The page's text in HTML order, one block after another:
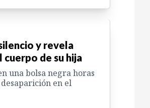
y revela
de su hija
una bolsa negra horas
en el